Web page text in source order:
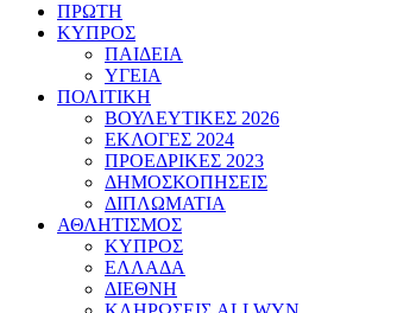
ΠΡΩΤΗ
ΚΥΠΡΟΣ
ΠΑΙΔΕΙΑ
ΥΓΕΙΑ
ΠΟΛΙΤΙΚΗ
ΒΟΥΛΕΥΤΙΚΕΣ 2026
ΕΚΛΟΓΕΣ 2024
ΠΡΟΕΔΡΙΚΕΣ 2023
ΔΗΜΟΣΚΟΠΗΣΕΙΣ
ΔΙΠΛΩΜΑΤΙΑ
ΑΘΛΗΤΙΣΜΟΣ
ΚΥΠΡΟΣ
ΕΛΛΑΔΑ
ΔΙΕΘΝΗ